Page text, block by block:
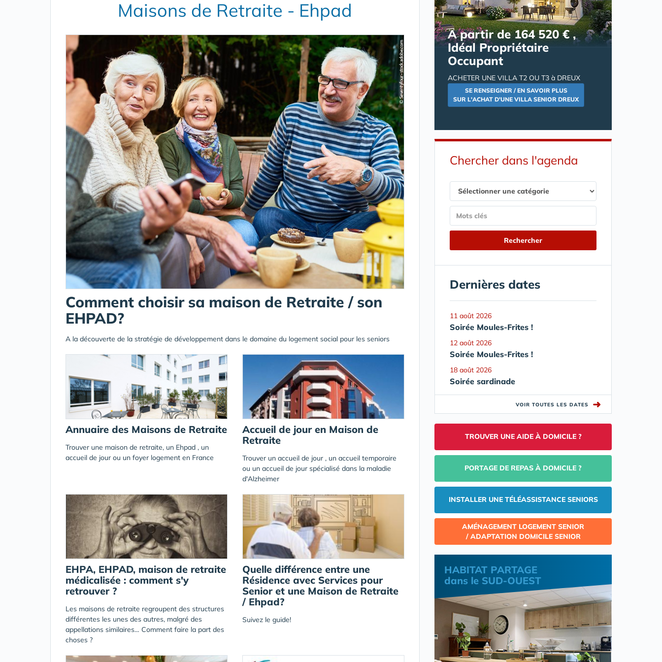
Maisons de Retraite - Ehpad
Comment choisir sa maison de Retraite / son
EHPAD?
A la découverte de la stratégie de développement dans le domaine du logement social pour les seniors
Annuaire des Maisons de Retraite
Trouver une maison de retraite, un Ehpad , un
accueil de jour ou un foyer logement en France
Accueil de jour en Maison de
Retraite
Trouver un accueil de jour , un accueil temporaire
ou un accueil de jour spécialisé dans la maladie
d'Alzheimer
EHPA, EHPAD, maison de retraite
médicalisée : comment s'y
retrouver ?
Les maisons de retraite regroupent des structures
différentes les unes des autres, malgré des
appellations similaires… Comment faire la part des
choses ?
Quelle différence entre une
Résidence avec Services pour
Senior et une Maison de Retraite
/ Ehpad?
Suivez le guide!
A partir de 164 520 € ,
Idéal Propriétaire
Occupant
ACHETER UNE VILLA T2 OU T3 à DREUX
SE RENSEIGNER / EN SAVOIR PLUS
SUR L'ACHAT D'UNE VILLA SENIOR DREUX
Chercher dans l'agenda
Dernières dates
11 août 2026
Soirée Moules-Frites !
12 août 2026
Soirée Moules-Frites !
18 août 2026
Soirée sardinade
VOIR TOUTES LES DATES ➜
TROUVER UNE AIDE À DOMICILE ?
PORTAGE DE REPAS À DOMICILE ?
INSTALLER UNE TÉLÉASSISTANCE SENIORS
AMÉNAGEMENT LOGEMENT SENIOR
/ ADAPTATION DOMICILE SENIOR
HABITAT PARTAGE
dans le SUD-OUEST